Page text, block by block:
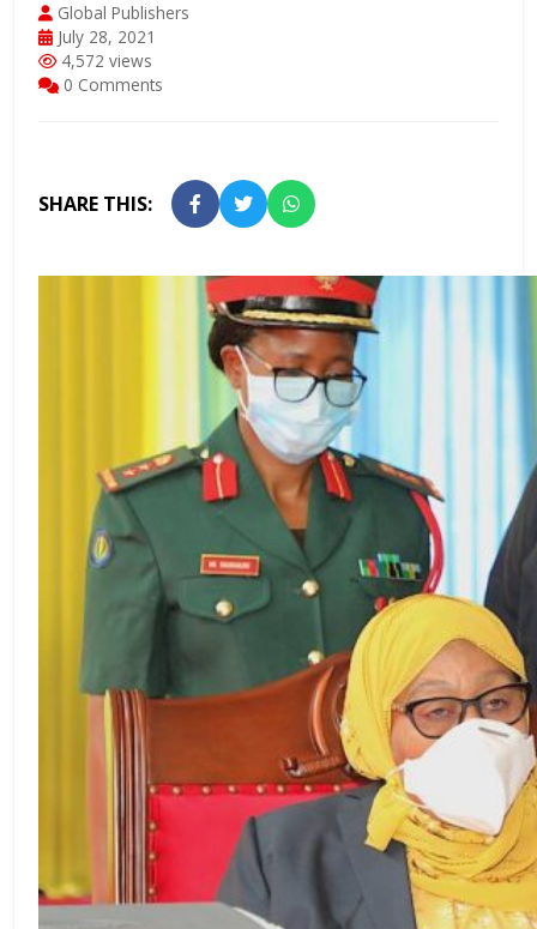
Global Publishers
July 28, 2021
4,572 views
0 Comments
SHARE THIS: